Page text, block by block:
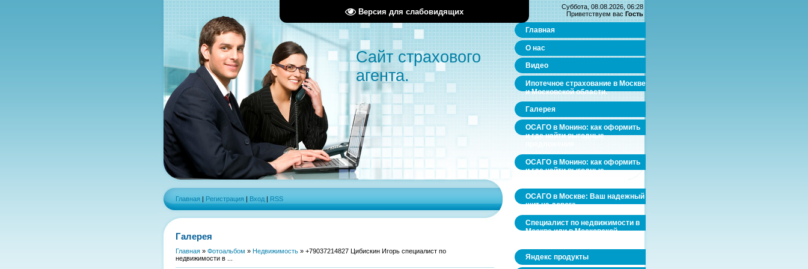
Версия для слабовидящих
Сайт страхового
агента.
Главная | Регистрация | Вход | RSS
Галерея
Главная » Фотоальбом » Недвижимость » +79037214827 Цибискин Игорь специалист по
недвижимости в ...
Суббота, 08.08.2026, 06:28
Приветствуем вас Гость
Главная
О нас
Видео
Ипотечное страхование в Москве
и Московской области.
Галерея
ОСАГО в Монино: как оформить
и где найти выгодные
ОСАГО в Монино: как оформить
и где найти выгодные
ОСАГО в Москве: Ваш надежный
щит на дороге
Специалист по недвижимости в
Москве или в Московской
Яндекс продукты